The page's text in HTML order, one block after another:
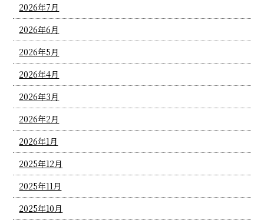
2026年7月
2026年6月
2026年5月
2026年4月
2026年3月
2026年2月
2026年1月
2025年12月
2025年11月
2025年10月